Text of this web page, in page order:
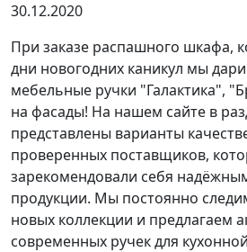
30.12.2020
При заказе распашного шкафа,
дни новогодних каникул мы
мебельные ручки "Галактика",
на фасады! На нашем сайте в
представлены варианты
проверенных поставщиков,
зарекомендовали себя
продукции. Мы постоянно
новых коллекции и предлагаем
современных ручек для